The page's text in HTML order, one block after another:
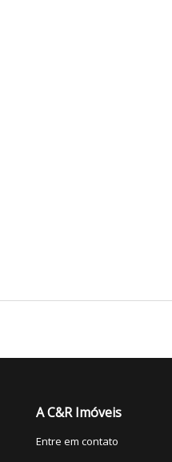
A C&R Imóveis
Entre em contato